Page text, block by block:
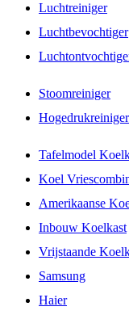
Luchtreiniger
Luchtbevochtiger
Stoomreiniger
Hogedrukreiniger
Tafelmodel
Koel
Amerikaanse
Inbouw Koelkast
Vrijstaande
Samsung
Haier